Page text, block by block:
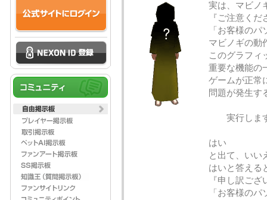
実は、マビノ
『ご注意くだ
「お客様の
マビノギの動
このグラフィ
重要な機能の
ゲームが正常
問題が発生す
実行しま
はい
と出て、いい
はいと答える
『申し訳ござ
「お客様の